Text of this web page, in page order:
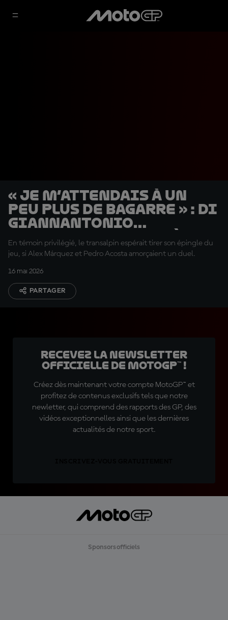
« Je m’attendais à un
peu plus de bagarre » : Di
Giannantonio
finalement troisième
En témoin privilégié, le transalpin espérait tirer son épingle du
jeu, si Alex Márquez et Pedro Acosta amorçaient un duel.
16 mai 2026
PARTAGER
Recevez la Newsletter
officielle de MotoGP™ !
Créez dès maintenant votre compte MotoGP™ et
profitez de contenus exclusifs tels que notre
newletter, qui comprend des rapports des GP, des
vidéos exceptionnelles ainsi que les dernières
actualités de notre sport.
Sponsors officiels